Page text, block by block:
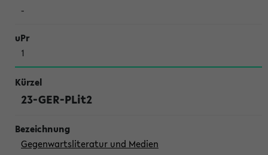
-
1
23-GER-PLit2
Gegenwartsliteratur und Medien